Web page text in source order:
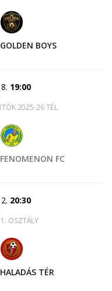
GOLDEN BOYS
19:00
2025-26 TÉL
FENOMENON FC
20:30
OSZTÁLY
HALADÁS TÉR